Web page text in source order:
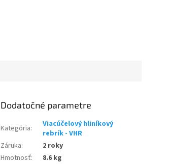
Dodatočné parametre
Kategória:
Viacúčelový hliníkový
rebrík - VHR
Záruka:
2 roky
Hmotnosť: 8.6 kg